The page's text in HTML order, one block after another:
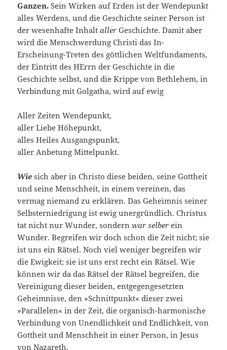
Ganzen. Sein Wirken auf Erden ist der Wendepunkt
alles Werdens, und die Ge­schichte seiner Person ist
der wesenhafte Inhaltaller Ge­schichte. Damit aber
wird die Menschwerdung Christi das In-
Erscheinung-Treten des göttlichen Weltfundaments,
der Eintritt des HErrn der Geschichte in die
Geschichte selbst, und die Krippe von Bethlehem, in
Verbindung mit Golgatha, wird auf ewig
Aller Zeiten Wendepunkt,
aller Liebe Höhepunkt,
alles Heiles Ausgangspunkt,
aller Anbetung Mittelpunkt.
Wiesich aber in Christo diese beiden, seine Gottheit
und seine Menschheit, in einem vereinen, das
vermag niemand zu erklären. Das Geheimnis seiner
Selbsterniedrigung ist ewig un­ergründlich. Christus
tat nicht nur Wunder, sondernwar selberein
Wunder. Begreifen wir doch schon die Zeit nicht; sie
ist uns ein Rätsel. Noch viel weniger begreifen wir
die Ewigkeit; sie ist uns erst recht ein Rätsel. Wie
können wir da das Rätsel der Rätsel begreifen, die
Vereinigung dieser beiden, entgegenge­setzten
Geheimnisse, den »Schnittpunkt« dieser zwei
»Paralle­len« in der Zeit, die organisch-harmonische
Verbindung von Unendlichkeit und Endlichkeit, von
Gottheit und Mensch­heit in einer Person, in Jesus
von Nazareth.